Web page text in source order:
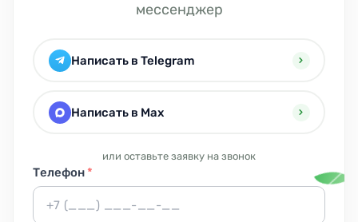
мессенджер
Написать в Telegram
Написать в Max
или оставьте заявку на звонок
Телефон*